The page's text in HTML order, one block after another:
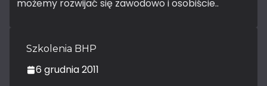
możemy rozwijać się zawodowo i osobiście..
Szkolenia BHP
6 grudnia 2011